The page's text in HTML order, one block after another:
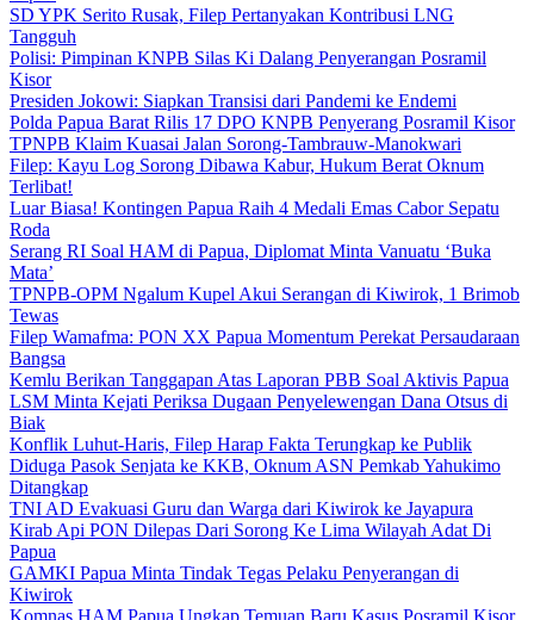
SD YPK Serito Rusak, Filep Pertanyakan Kontribusi LNG
Tangguh
Polisi: Pimpinan KNPB Silas Ki Dalang Penyerangan Posramil
Kisor
Presiden Jokowi: Siapkan Transisi dari Pandemi ke Endemi
Polda Papua Barat Rilis 17 DPO KNPB Penyerang Posramil Kisor
TPNPB Klaim Kuasai Jalan Sorong-Tambrauw-Manokwari
Filep: Kayu Log Sorong Dibawa Kabur, Hukum Berat Oknum
Terlibat!
Luar Biasa! Kontingen Papua Raih 4 Medali Emas Cabor Sepatu
Roda
Serang RI Soal HAM di Papua, Diplomat Minta Vanuatu ‘Buka
Mata’
TPNPB-OPM Ngalum Kupel Akui Serangan di Kiwirok, 1 Brimob
Tewas
Filep Wamafma: PON XX Papua Momentum Perekat Persaudaraan
Bangsa
Kemlu Berikan Tanggapan Atas Laporan PBB Soal Aktivis Papua
LSM Minta Kejati Periksa Dugaan Penyelewengan Dana Otsus di
Biak
Konflik Luhut-Haris, Filep Harap Fakta Terungkap ke Publik
Diduga Pasok Senjata ke KKB, Oknum ASN Pemkab Yahukimo
Ditangkap
TNI AD Evakuasi Guru dan Warga dari Kiwirok ke Jayapura
Kirab Api PON Dilepas Dari Sorong Ke Lima Wilayah Adat Di
Papua
GAMKI Papua Minta Tindak Tegas Pelaku Penyerangan di
Kiwirok
Komnas HAM Papua Ungkap Temuan Baru Kasus Posramil Kisor